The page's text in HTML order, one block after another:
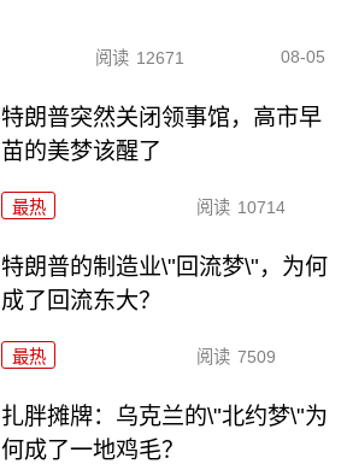
阅读 12671 08-05
特朗普突然关闭领事馆，高市早
苗的美梦该醒了
最热 阅读 10714
特朗普的制造业\"回流梦\"，为何
成了回流东大？
最热 阅读 7509
扎胖摊牌：乌克兰的\"北约梦\"为
何成了一地鸡毛？